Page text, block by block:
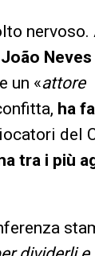
nervoso.
João Neves
un «attore
ha
del
tra i più